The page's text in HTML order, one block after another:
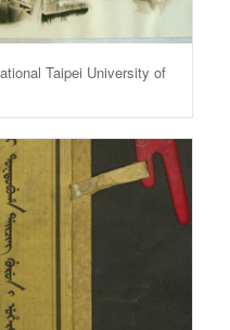
Taipei University of